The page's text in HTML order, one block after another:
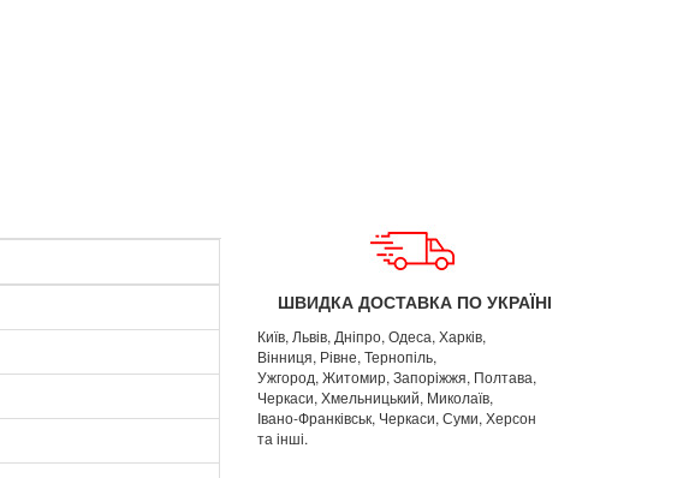
ШВИДКА ДОСТАВКА ПО УКРАЇНІ
Київ, Львів, Дніпро, Одеса, Харків,
Вінниця, Рівне, Тернопіль,
Ужгород, Житомир, Запоріжжя, Полтава,
Черкаси, Хмельницький, Миколаїв,
Івано-Франківськ, Черкаси, Суми, Херсон
та інші.